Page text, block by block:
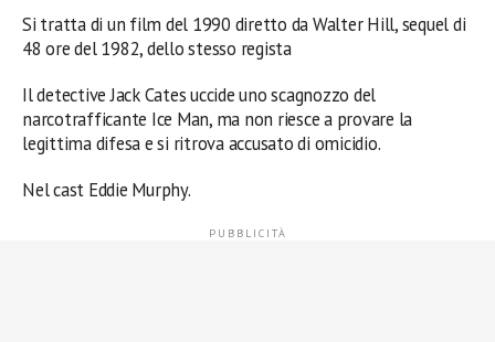
Si tratta di un film del 1990 diretto da Walter Hill, sequel di
48 ore del 1982, dello stesso regista
Il detective Jack Cates uccide uno scagnozzo del
narcotrafficante Ice Man, ma non riesce a provare la
legittima difesa e si ritrova accusato di omicidio.
Nel cast Eddie Murphy.